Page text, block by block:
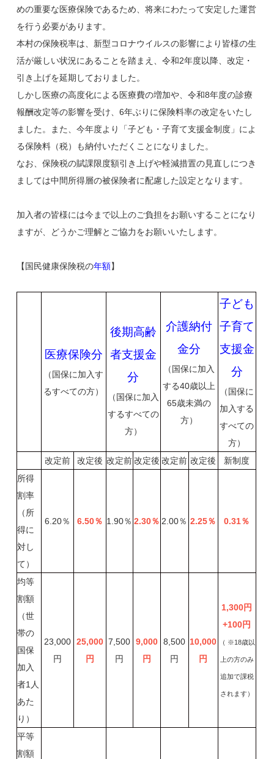
めの重要な医療保険であるため、将来にわたって安定した運営
を行う必要があります。
本村の保険税率は、新型コロナウイルスの影響により皆様の生
活が厳しい状況にあることを踏まえ、令和2年度以降、改定・
引き上げを延期しておりました。
しかし医療の高度化による医療費の増加や、令和8年度の診療
報酬改定等の影響を受け、6年ぶりに保険料率の改定をいたし
ました。また、今年度より「子ども・子育て支援金制度」によ
る保険料（税）も納付いただくことになりました。
なお、保険税の賦課限度額引き上げや軽減措置の見直しにつき
ましては中間所得層の被保険者に配慮した設定となります。
加入者の皆様には今まで以上のご負担をお願いすることになり
ますが、どうかご理解とご協力をお願いいたします。
【国民健康保険税の年額】
医療保険分
（国保に加入す
るすべての方）
後期高齢
者支援金
分
（国保に加入
するすべての
方）
介護納付
金分
（国保に加入
する40歳以上
65歳未満の
方）
子ども
子育て
支援金
分
（国保に
加入する
すべての
方）
改定前
改定後 改定前改定後 改定前 改定後
新制度
所得
割率
（所
得に
対し
て）
6.20％ 6.50％ 1.90％ 2.30％ 2.00％ 2.25％ 0.31％
均等
割額
（世
帯の
国保
加入
者1人
あた
り）
23,000
円
25,000
円
7,500
円
9,000
円
8,500
円
10,000
円
1,300円
+100円
（ ※18歳以
上の方のみ
追加で課税
されます）
平等
割額